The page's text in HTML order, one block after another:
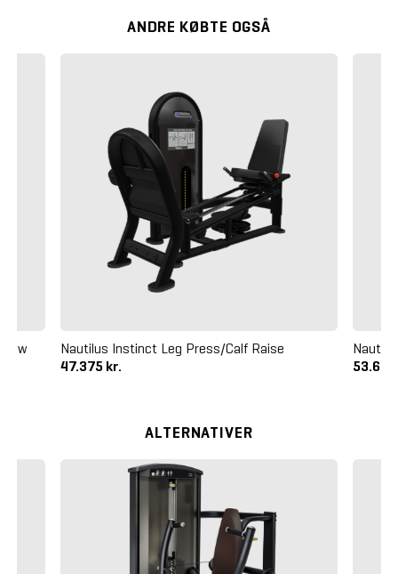
ANDRE KØBTE OGSÅ
Nautilus Instinct Leg Press/Calf Raise
47.375 kr.
ALTERNATIVER